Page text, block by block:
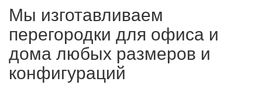
Мы изготавливаем
перегородки для офиса и
дома любых размеров и
конфигураций